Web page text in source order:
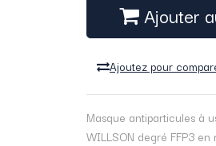
Ajouter
Ajoutez pour
Masque antiparticules à
WILLSON degré FFP3